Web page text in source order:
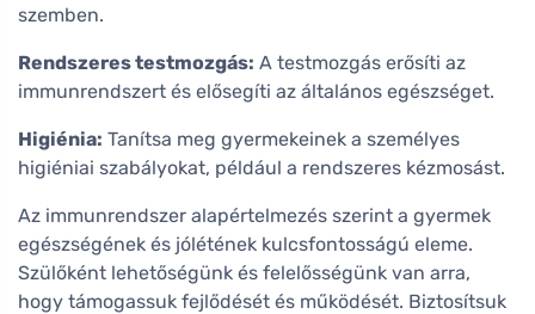
szemben.
Rendszeres testmozgás: A testmozgás erősíti az
immunrendszert és elősegíti az általános egészséget.
Higiénia: Tanítsa meg gyermekeinek a személyes
higiéniai szabályokat, például a rendszeres kézmosást.
Az immunrendszer alapértelmezés szerint a gyermek
egészségének és jólétének kulcsfontosságú eleme.
Szülőként lehetőségünk és felelősségünk van arra,
hogy támogassuk fejlődését és működését. Biztosítsuk